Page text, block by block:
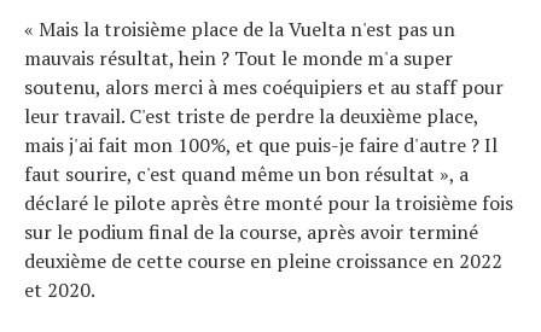
« Mais la troisième place de la Vuelta n'est pas un
mauvais résultat, hein ? Tout le monde m'a super
soutenu, alors merci à mes coéquipiers et au staff pour
leur travail. C'est triste de perdre la deuxième place,
mais j'ai fait mon 100%, et que puis-je faire d'autre ? Il
faut sourire, c'est quand même un bon résultat », a
déclaré le pilote après être monté pour la troisième fois
sur le podium final de la course, après avoir terminé
deuxième de cette course en pleine croissance en 2022
et 2020.